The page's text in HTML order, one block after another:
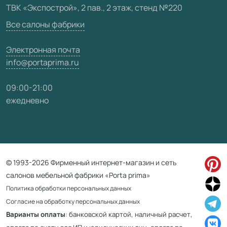
Карта сайта
ТВК «Экспострой», 2 пав., 2 этаж, стенд №220
Все салоны фабрики
Электронная почта
info@portaprima.ru
09:00-21:00
ежедневно
© 1993-2026 Фирменный интернет-магазин и сеть
салонов мебельной фабрики «Porta prima»
Политика обработки персональных данных
Согласие на обработку персональных данных
Варианты оплаты: банковской картой, наличный расчет,